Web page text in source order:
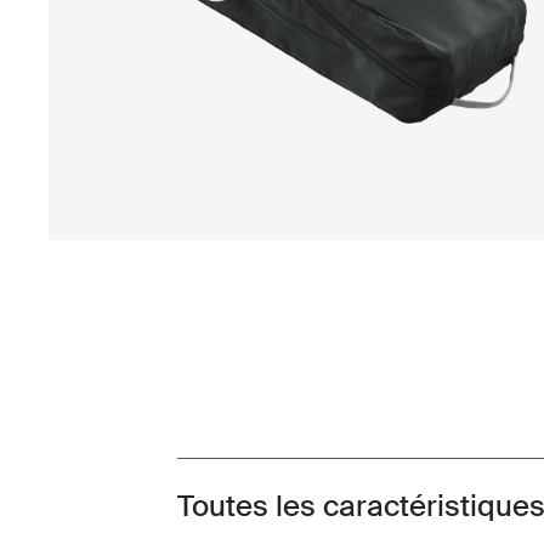
Toggle features
Toutes les caractéristiques